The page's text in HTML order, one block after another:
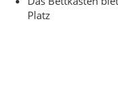
Platz